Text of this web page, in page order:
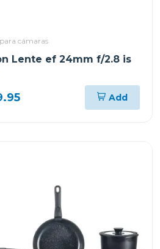
cámaras
Lente ef 24mm f/2.8 is
Add